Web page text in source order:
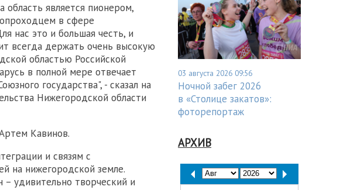
область является пионером,
в сфере
нас это и большая честь, и
всегда держать очень высокую
областью Российской
в полной мере отвечает
государства", - сказал на
Нижегородской области
Кавинов.
и связям с
на нижегородской земле.
– удивительно творческий и
03 августа 2026 09:56
Ночной забег 2026
в «Столице закатов»:
фоторепортаж
АРХИВ